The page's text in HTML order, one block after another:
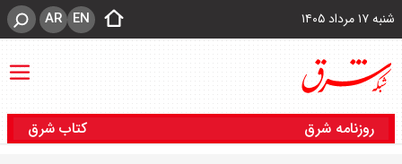
شنبه ۱۷ مرداد ۱۴۰۵ EN
AR
روزنامه شرق کتاب شرق